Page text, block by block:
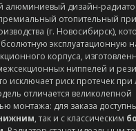
алюминиевый дизайн-
отопительный
(г. Новосибирск),
эксплуатационную
корпуса,
ниппелей и
исключает риск протечек
отличается великолепной
монтажа: для заказа
, так и с классическим